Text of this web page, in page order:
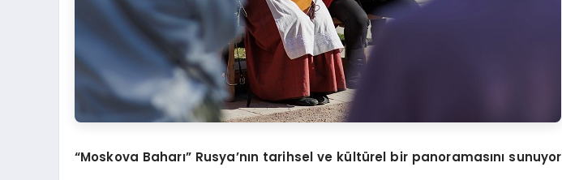
“Moskova Baharı” Rusya’nın tarihsel ve kültürel bir panoramasını sunuyor